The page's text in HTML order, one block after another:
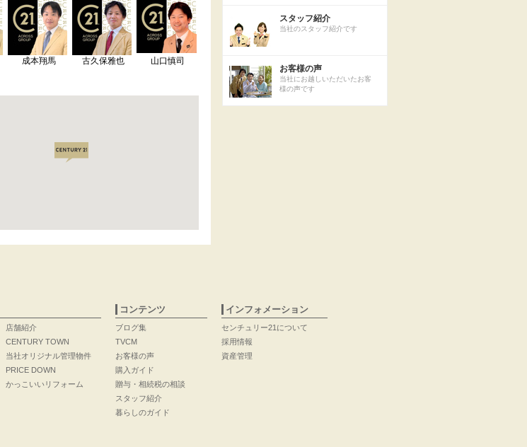
成本翔馬 古久保雅也 山口慎司
スタッフ紹介
当社のスタッフ紹介です
お客様の声
当社にお越しいただいたお客
様の声です
店舗紹介
CENTURY TOWN
当社オリジナル管理物件
PRICE DOWN
かっこいいリフォーム
コンテンツ
ブログ集
TVCM
お客様の声
購入ガイド
贈与・相続税の相談
スタッフ紹介
暮らしのガイド
インフォメーション
センチュリー21について
採用情報
資産管理